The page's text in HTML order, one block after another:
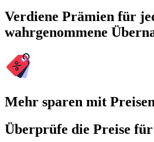
Verdiene Prämien für
wahrgenommene
Mehr sparen mit
Überprüfe die Preise für